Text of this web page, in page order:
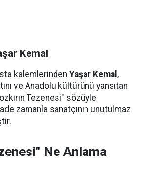
Kemal
kalemlerinden Yaşar Kemal ,
ve Anadolu kültürünü yansıtan
Tezenesi" sözüyle
zamanla sanatçının unutulmaz
Ne Anlama